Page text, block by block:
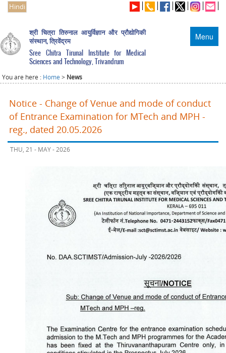
Hindi
Menu
श्री चित्रा तिरुनाल आयुर्विज्ञान और प्रौद्योगिकी
संस्थान, त्रिवेंद्रम
Sree Chitra Tirunal Institute for Medical
Sciences and Technology, Trivandrum
You are here : Home > News
Notice - Change of Venue and mode of conduct
of Entrance Examination for MTech and MPH -
reg., dated 20.05.2026
THU, 21 - MAY - 2026